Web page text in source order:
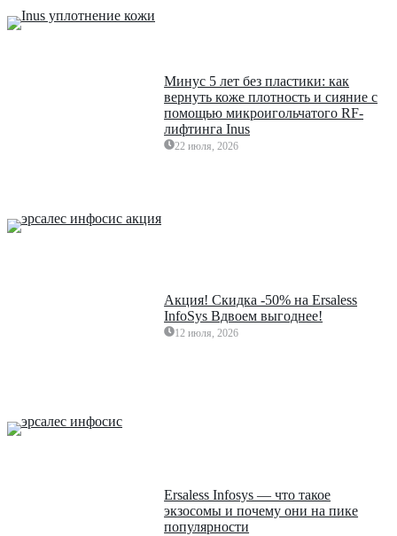
Минус 5 лет без пластики: как
вернуть коже плотность и сияние с
помощью микроигольчатого RF-
лифтинга Inus
22 июля, 2026
Акция! Скидка -50% на Ersaless
InfoSys Вдвоем выгоднее!
12 июля, 2026
Ersaless Infosys — что такое
экзосомы и почему они на пике
популярности